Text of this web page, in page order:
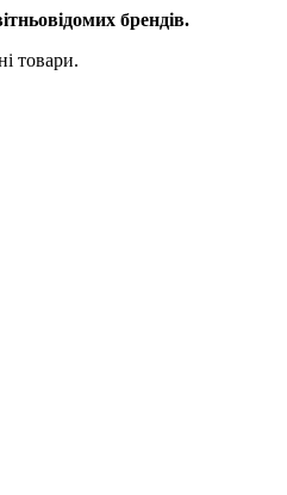
брендів.
товари.